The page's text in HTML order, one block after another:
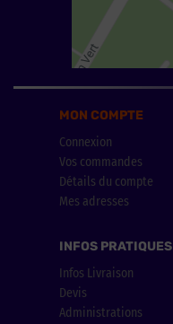
MON COMPTE
Connexion
Vos commandes
Détails du compte
Mes adresses
INFOS PRATIQUES
Infos Livraison
Devis
Administrations